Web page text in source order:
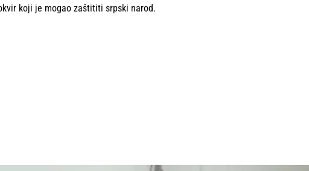
koji je mogao zaštititi srpski narod.